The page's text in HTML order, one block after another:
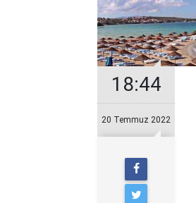
18:44
20 Temmuz 2022